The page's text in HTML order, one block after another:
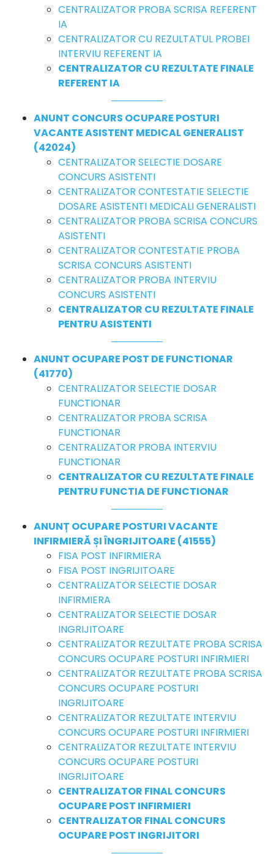
CENTRALIZATOR PROBA SCRISA REFERENT
IA
CENTRALIZATOR CU REZULTATUL PROBEI
INTERVIU REFERENT IA
CENTRALIZATOR CU REZULTATE FINALE
REFERENT IA
ANUNT CONCURS OCUPARE POSTURI
VACANTE ASISTENT MEDICAL GENERALIST
(42024)
CENTRALIZATOR SELECTIE DOSARE
CONCURS ASISTENTI
CENTRALIZATOR CONTESTATIE SELECTIE
DOSARE ASISTENTI MEDICALI GENERALISTI
CENTRALIZATOR PROBA SCRISA CONCURS
ASISTENTI
CENTRALIZATOR CONTESTATIE PROBA
SCRISA CONCURS ASISTENTI
CENTRALIZATOR PROBA INTERVIU
CONCURS ASISTENTI
CENTRALIZATOR CU REZULTATE FINALE
PENTRU ASISTENTI
ANUNT OCUPARE POST DE FUNCTIONAR
(41770)
CENTRALIZATOR SELECTIE DOSAR
FUNCTIONAR
CENTRALIZATOR PROBA SCRISA
FUNCTIONAR
CENTRALIZATOR PROBA INTERVIU
FUNCTIONAR
CENTRALIZATOR CU REZULTATE FINALE
PENTRU FUNCTIA DE FUNCTIONAR
ANUNȚ OCUPARE POSTURI VACANTE
INFIRMIERĂ ȘI ÎNGRIJITOARE (41555)
FISA POST INFIRMIERA
FISA POST INGRIJITOARE
CENTRALIZATOR SELECTIE DOSAR
INFIRMIERA
CENTRALIZATOR SELECTIE DOSAR
INGRIJITOARE
CENTRALIZATOR REZULTATE PROBA SCRISA
CONCURS OCUPARE POSTURI INFIRMIERI
CENTRALIZATOR REZULTATE PROBA SCRISA
CONCURS OCUPARE POSTURI
INGRIJITOARE
CENTRALIZATOR REZULTATE INTERVIU
CONCURS OCUPARE POSTURI INFIRMIERI
CENTRALIZATOR REZULTATE INTERVIU
CONCURS OCUPARE POSTURI
INGRIJITOARE
CENTRALIZATOR FINAL CONCURS
OCUPARE POST INFIRMIERI
CENTRALIZATOR FINAL CONCURS
OCUPARE POST INGRIJITORI